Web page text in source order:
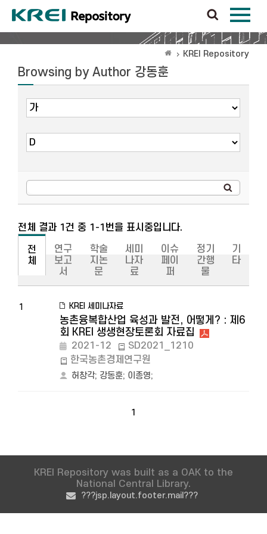
KREI Repository
Browsing by Author 강동훈
전체 결과 1건 중 1-1번을 표시중입니다.
전
체
연구
보고
서
학술
지논
문
세미
나자
료
이슈
페이
퍼
정기
간행
물
기
타
1 KREI 세미나자료
농촌융복합산업 육성과 발전, 어떻게? : 제6
회 KREI 생생현장토론회 자료집
2021-12
SD2021_1210
한국농촌경제연구원
허창각; 강동훈; 이종영;
1
KREI Repository was built as a OAK to the
National Central Library.
???jsp.layout.footer.mail???